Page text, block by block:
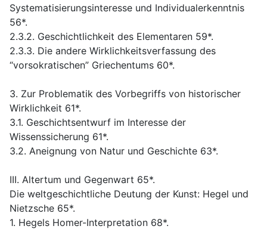
Systematisierungsinteresse und Individualerkenntnis
56*.
2.3.2. Geschichtlichkeit des Elementaren 59*.
2.3.3. Die andere Wirklichkeitsverfassung des
“vorsokratischen” Griechentums 60*.
3. Zur Problematik des Vorbegriffs von historischer
Wirklichkeit 61*.
3.1. Geschichtsentwurf im Interesse der
Wissenssicherung 61*.
3.2. Aneignung von Natur und Geschichte 63*.
III. Altertum und Gegenwart 65*.
Die weltgeschichtliche Deutung der Kunst: Hegel und
Nietzsche 65*.
1. Hegels Homer-Interpretation 68*.